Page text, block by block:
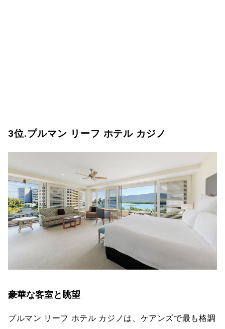
3位.プルマン リーフ ホテル カジノ
豪華な客室と眺望
プルマン リーフ ホテル カジノは、ケアンズで最も格調